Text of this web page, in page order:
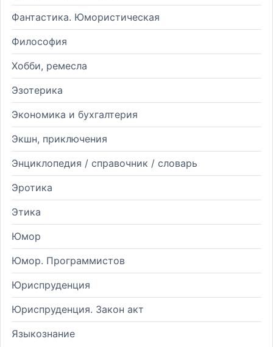
Фантастика. Юмористическая
Философия
Хобби, ремесла
Эзотерика
Экономика и бухгалтерия
Экшн, приключения
Энциклопедия / справочник / словарь
Эротика
Этика
Юмор
Юмор. Программистов
Юриспруденция
Юриспруденция. Закон акт
Языкознание